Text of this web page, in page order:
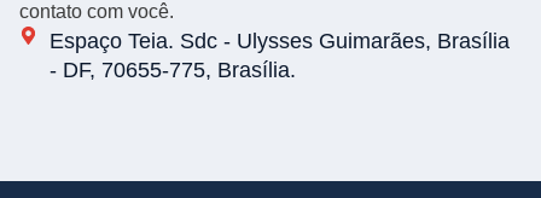
contato com você.
Espaço Teia. Sdc - Ulysses Guimarães, Brasília
- DF, 70655-775, Brasília.